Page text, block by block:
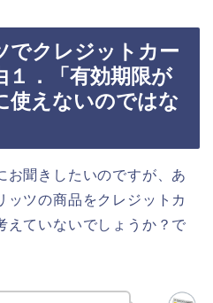
でクレジットカー
１．「有効期限が
使えないのではな
お聞きしたいのですが、あ
ッツの商品をクレジットカ
えていないでしょうか？で